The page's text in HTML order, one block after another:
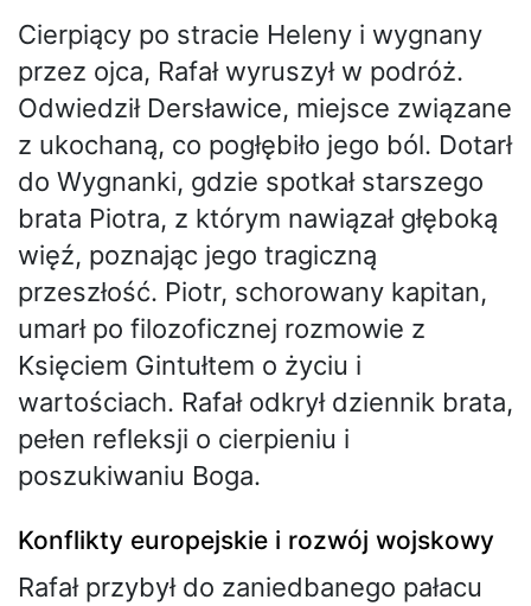
Cierpiący po stracie Heleny i wygnany
przez ojca, Rafał wyruszył w podróż.
Odwiedził Dersławice, miejsce związane
z ukochaną, co pogłębiło jego ból. Dotarł
do Wygnanki, gdzie spotkał starszego
brata Piotra, z którym nawiązał głęboką
więź, poznając jego tragiczną
przeszłość. Piotr, schorowany kapitan,
umarł po filozoficznej rozmowie z
Księciem Gintułtem o życiu i
wartościach. Rafał odkrył dziennik brata,
pełen refleksji o cierpieniu i
poszukiwaniu Boga.
Konflikty europejskie i rozwój wojskowy
Rafał przybył do zaniedbanego pałacu